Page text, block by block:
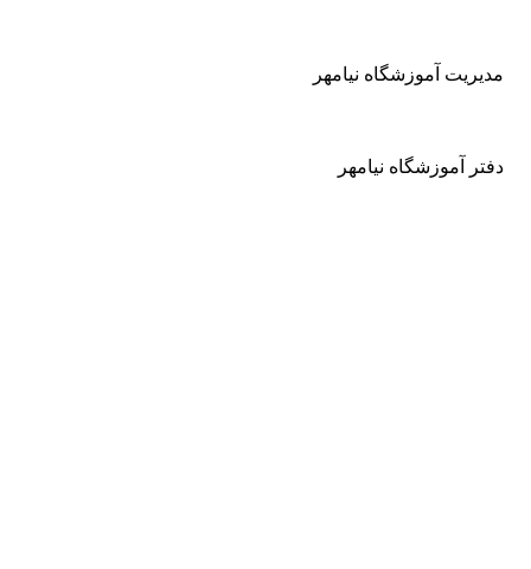
مدیریت آموزشگاه نیامهر
دفتر آموزشگاه نیامهر